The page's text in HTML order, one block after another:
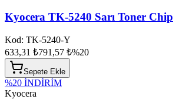
Kyocera TK-5240 Sarı Toner Chip
Kod: TK-5240-Y
633,31 ₺791,57 ₺%20
Sepete Ekle
%20 İNDİRİM
Kyocera